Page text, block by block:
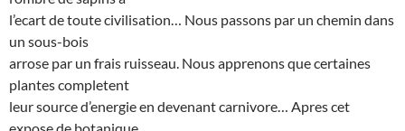
l’ecart de toute civilisation… Nous passons par un chemin dans
un sous-bois
arrose par un frais ruisseau. Nous apprenons que certaines
plantes completent
leur source d’energie en devenant carnivore… Apres cet